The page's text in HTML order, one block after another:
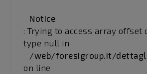
Notice
: Trying to access array offset
type null in
/web/foresigroup.it/
on line